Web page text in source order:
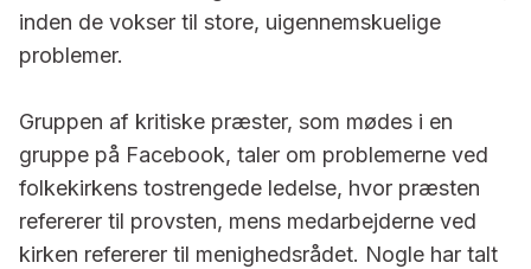
inden de vokser til store, uigennem­skuelige
problemer.
Gruppen af kritiske præster, som mødes i en
gruppe på Facebook, taler om problemerne ved
folkekirkens tostrengede ledelse, hvor præsten
refererer til provsten, mens med­arbejderne ved
kirken refererer til menighedsrådet. Nogle har talt